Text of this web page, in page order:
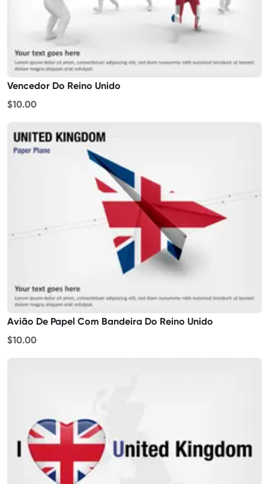
Vencedor Do Reino Unido
$10.00
Avião De Papel Com Bandeira Do Reino Unido
$10.00